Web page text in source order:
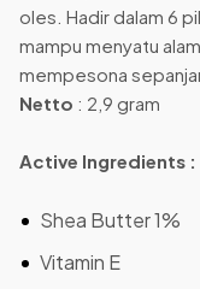
oles. Hadir dalam 6
mampu menyatu
mempesona
Netto : 2,9 gram
Active Ingredients :
Shea Butter 1%
Vitamin E